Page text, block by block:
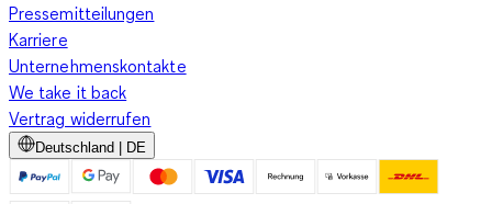
Pressemitteilungen
Karriere
Unternehmenskontakte
We take it back
Vertrag widerrufen
Deutschland | DE